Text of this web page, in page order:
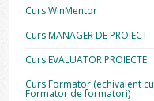
Curs WinMentor
Curs MANAGER DE PROIECT
Curs EVALUATOR PROIECTE
Curs Formator (echivalent cu
Formator de formatori)